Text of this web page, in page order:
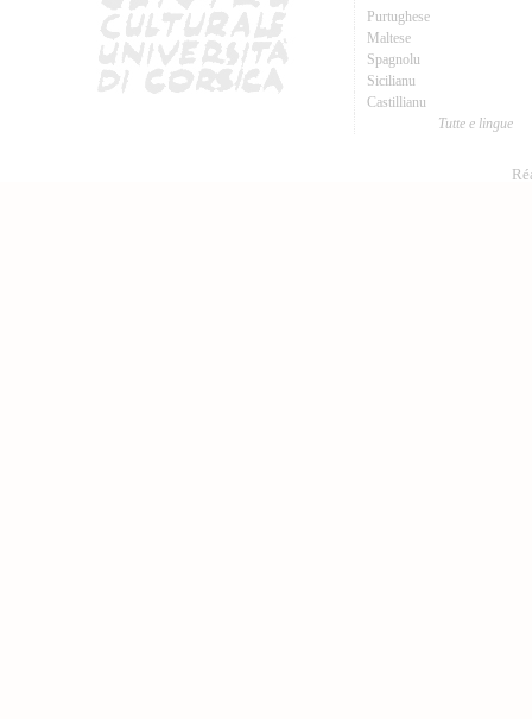
Purtughese
Maltese
Spagnolu
Sicilianu
Castillianu
Tutte e lingue